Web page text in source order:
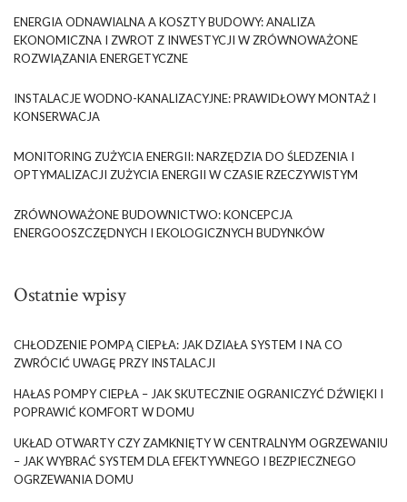
ENERGIA ODNAWIALNA A KOSZTY BUDOWY: ANALIZA
EKONOMICZNA I ZWROT Z INWESTYCJI W ZRÓWNOWAŻONE
ROZWIĄZANIA ENERGETYCZNE
INSTALACJE WODNO-KANALIZACYJNE: PRAWIDŁOWY MONTAŻ I
KONSERWACJA
MONITORING ZUŻYCIA ENERGII: NARZĘDZIA DO ŚLEDZENIA I
OPTYMALIZACJI ZUŻYCIA ENERGII W CZASIE RZECZYWISTYM
ZRÓWNOWAŻONE BUDOWNICTWO: KONCEPCJA
ENERGOOSZCZĘDNYCH I EKOLOGICZNYCH BUDYNKÓW
Ostatnie wpisy
CHŁODZENIE POMPĄ CIEPŁA: JAK DZIAŁA SYSTEM I NA CO
ZWRÓCIĆ UWAGĘ PRZY INSTALACJI
HAŁAS POMPY CIEPŁA – JAK SKUTECZNIE OGRANICZYĆ DŹWIĘKI I
POPRAWIĆ KOMFORT W DOMU
UKŁAD OTWARTY CZY ZAMKNIĘTY W CENTRALNYM OGRZEWANIU
– JAK WYBRAĆ SYSTEM DLA EFEKTYWNEGO I BEZPIECZNEGO
OGRZEWANIA DOMU